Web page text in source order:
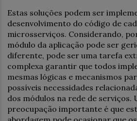
Estas soluções podem ser
desenvolvimento do código de
microsserviços. Considerando,
módulo da aplicação pode ser
diferente, pode ser uma tarefa
complexa garantir que todos
mesmas lógicas e mecanismos
possíveis necessidades
dos módulos na rede de serviços.
preocupação importante é que